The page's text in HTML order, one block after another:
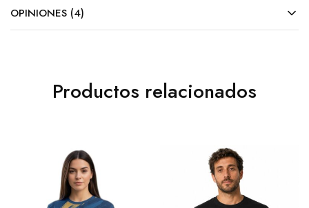
OPINIONES (4)
Productos relacionados